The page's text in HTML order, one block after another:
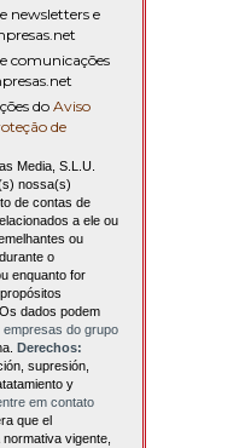
newsletters e
comunicações
do Aviso
de
Media, S.L.U.
nossa(s)
de contas de
a ele ou
ou
durante o
enquanto for
Os dados podem
empresas do grupo
Derechos:
supresión,
y
em contato
que el
vigente,